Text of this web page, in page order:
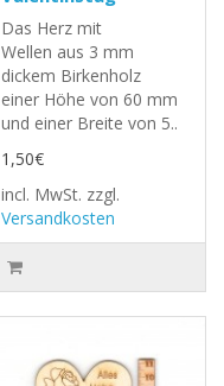
Das Herz mit
Wellen aus 3 mm
dickem Birkenholz
einer Höhe von 60 mm
und einer Breite von 5..
1,50€
incl. MwSt. zzgl.
Versandkosten